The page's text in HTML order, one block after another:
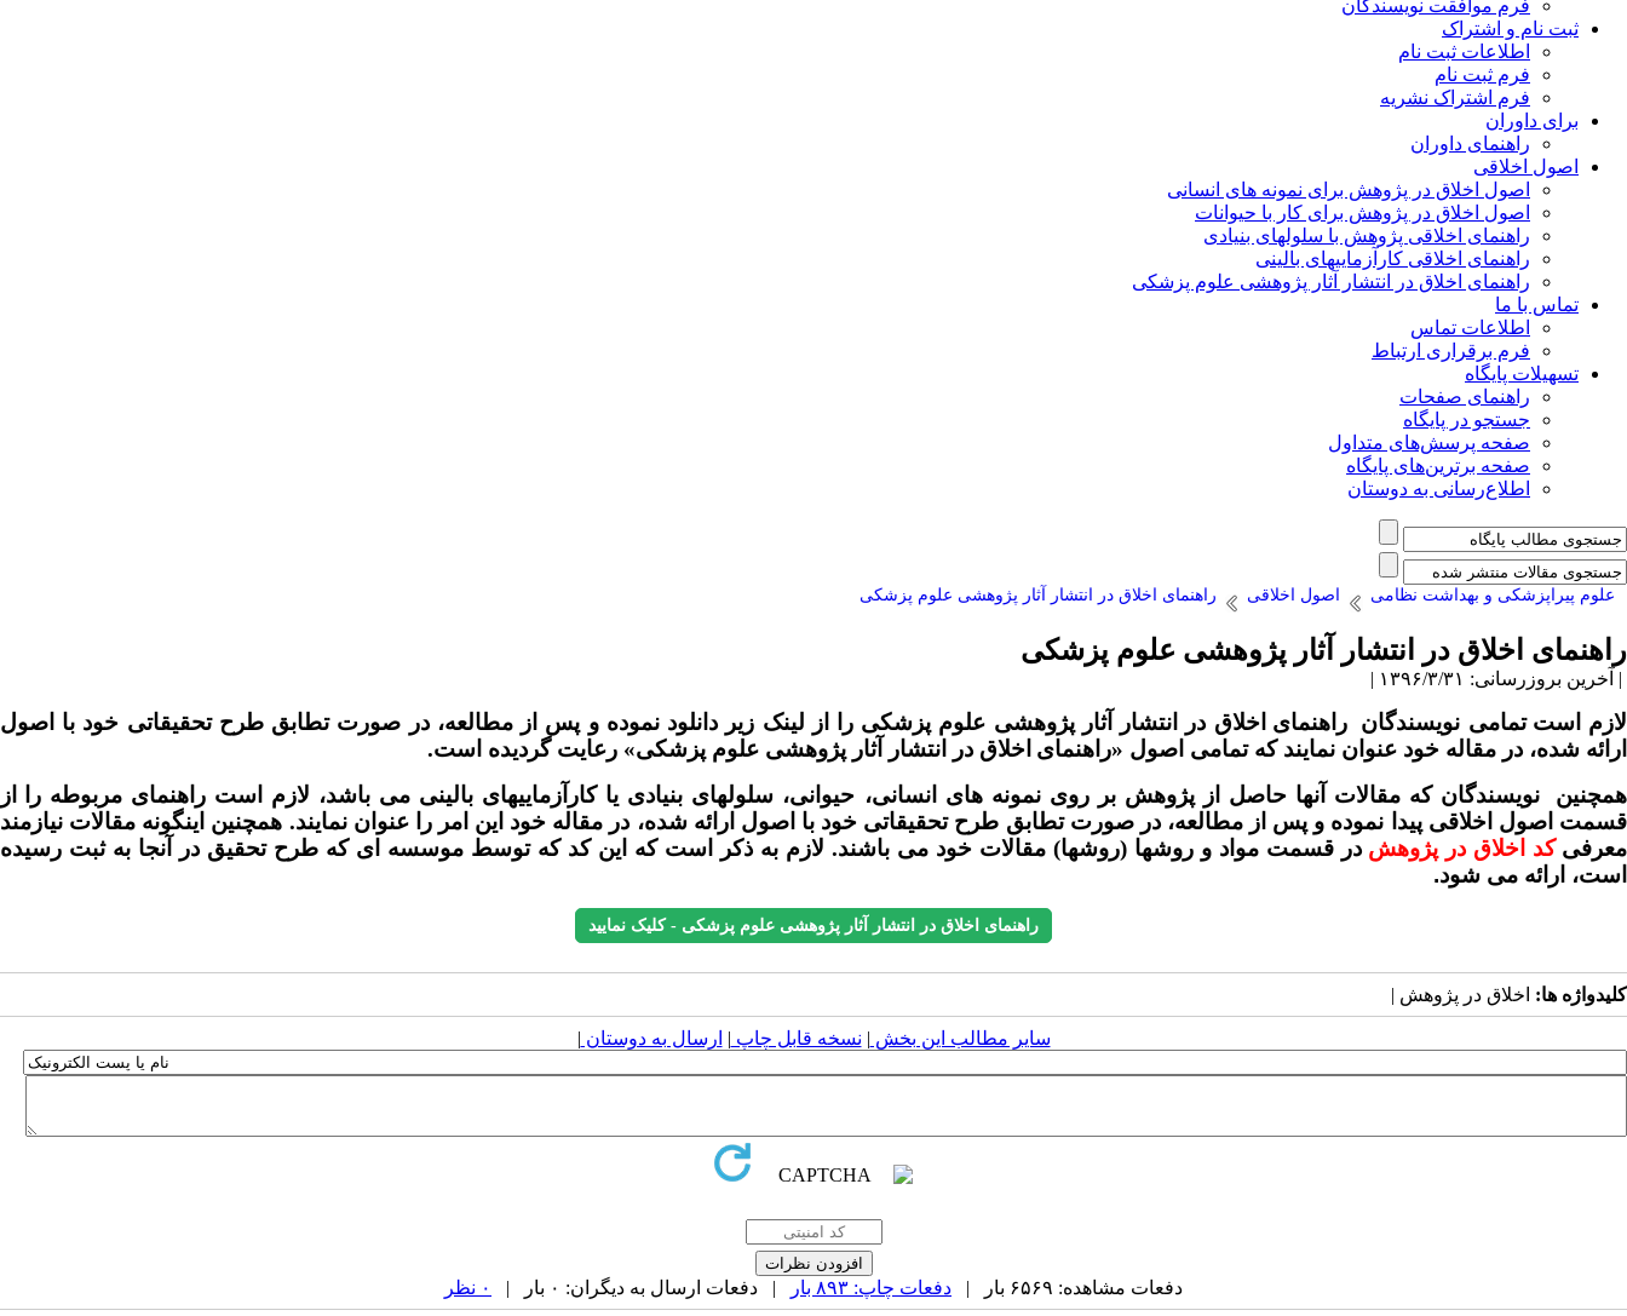
فرم موافقت نویسندگان
ثبت نام و اشتراک
اطلاعات ثبت نام
فرم ثبت نام
فرم اشتراک نشریه
برای داوران
راهنمای داوران
اصول اخلاقی
اصول اخلاق در پژوهش برای نمونه های انسانی
اصول اخلاق در پژوهش برای کار با حیوانات
راهنمای اخلاقی پژوهش با سلولهای بنیادی
راهنمای اخلاقی کارآزماییهای بالینی
راهنمای اخلاق در انتشار آثار پژوهشی علوم پزشکی
تماس با ما
اطلاعات تماس
فرم برقراری ارتباط
تسهیلات پایگاه
راهنمای صفحات
جستجو در پایگاه
صفحه پرسش‌های متداول
صفحه برترین‌های پایگاه
اطلاع‌رسانی به دوستان
علوم پیراپزشکی و بهداشت نظامی اصول اخلاقی راهنمای اخلاق در انتشار آثار پژوهشی علوم پزشکی
راهنمای اخلاق در انتشار آثار پژوهشی علوم پزشکی
| آخرین بروزرسانی: ۱۳۹۶/۳/۳۱ |
لازم است تمامی نویسندگان راهنمای اخلاق در انتشار آثار پژوهشی علوم پزشکی را از لینک زیر دانلود نموده و پس از مطالعه، در صورت تطابق طرح تحقیقاتی خود با اصول
ارائه شده، در مقاله خود عنوان نمایند که تمامی اصول «راهنمای اخلاق در انتشار آثار پژوهشی علوم پزشکی» رعایت گردیده است.
همچنین
نویسندگان که مقالات آنها حاصل از پژوهش بر روی نمونه های انسانی، حیوانی، سلولهای بنیادی یا کارآزماییهای بالینی می باشد، لازم است راهنمای مربوطه را
از
قسمت اصول اخلاقی پیدا نموده و پس از مطالعه، در صورت تطابق طرح تحقیقاتی خود با اصول ارائه شده، در مقاله خود این امر را عنوان نمایند. همچنین اینگونه مقالات نیازمند
معرفی کد اخلاق در پژوهش در قسمت مواد و روشها (روشها) مقالات خود می باشند. لازم به ذکر است که این کد که توسط موسسه ای که طرح تحقیق در آنجا به ثبت رسیده
است، ارائه می شود.
راهنمای اخلاق در انتشار آثار پژوهشی علوم پزشکی - کلیک نمایید
کلیدواژه ها: اخلاق در پژوهش |
سایر مطالب این بخش | نسخه قابل چاپ | ارسال به دوستان |
دفعات مشاهده: ۶۵۶۹ بار | دفعات چاپ: ۸۹۳ بار | دفعات ارسال به دیگران: ۰ بار | ۰ نظر